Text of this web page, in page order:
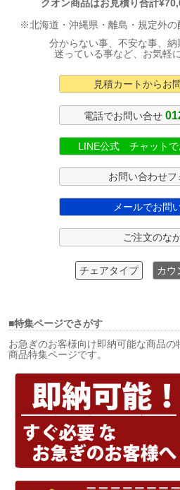
クオン商品はお見積り合計
※北海道・沖縄県・離島・規定外の
分からない事、不安な事、納
迷っている事など、お気軽
見積カートからお
電話でお問い合せ
LINE公式 チャットで
お問い合わせフ
メールでお問
ご注文のな
チェアタイプ カウ
■特集ページでさがす
お急ぎのお客様向け即納可能な商品
商品特集ページです。